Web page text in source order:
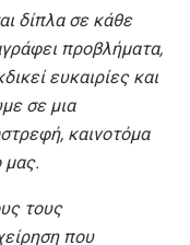
δίπλα σε κάθε
προβλήματα,
ευκαιρίες και
σε μια
καινοτόμα
μας.
τους
που